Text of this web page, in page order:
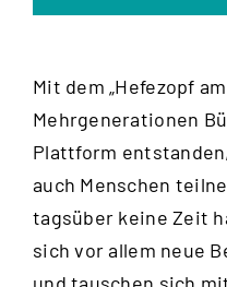
Mit dem „Hefezopf
Mehrgenerationen
Plattform
auch Menschen
tagsüber keine Zeit
sich vor allem neue